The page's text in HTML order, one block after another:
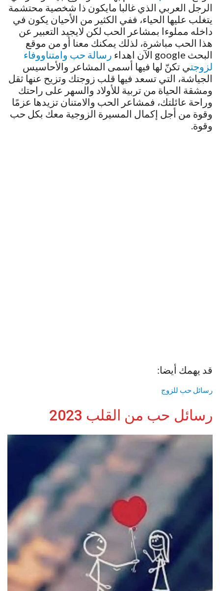
الرجل العربي الذي غالبا مايكون ذا شخصية محتشمة
يتغلب عليها الحياء، ففي الكثير من الأحيان يكون في
داخله مملوءا بمشاعر الحب لكن لايجيد التعبير عن
هذا الحب مباشرة، لذلك يمكنك معنا أو من موقع
البحث google الآن اهداء
رسالة حب وامتناووفاء
لزوجتي تكنّ لها فيها أسمى المشاعر والأحاسيس
الجياشة، التي تسعد فيها قلب زوجتك وتزيح عنها ثقل
ومشقة الحياة من تربية للأولاد والسهر على راحتك
وراحة عائلتك، فمشاعر الحب والامتنان تزيدها عزمًا
وقوة من أجل إكمال المسيرة الزوجية معك بكل حب
وقوة.
قد يهمك أيضا:
رسائل حب للزوج
رسائل حب من القلب 2023